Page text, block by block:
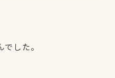
した。